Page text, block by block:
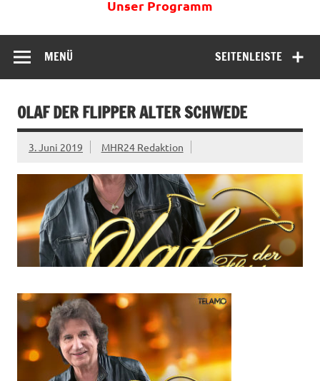
Unser Programm
SEITENLEISTE
MENÜ
OLAF DER FLIPPER ALTER SCHWEDE
3. Juni 2019 MHR24 Redaktion